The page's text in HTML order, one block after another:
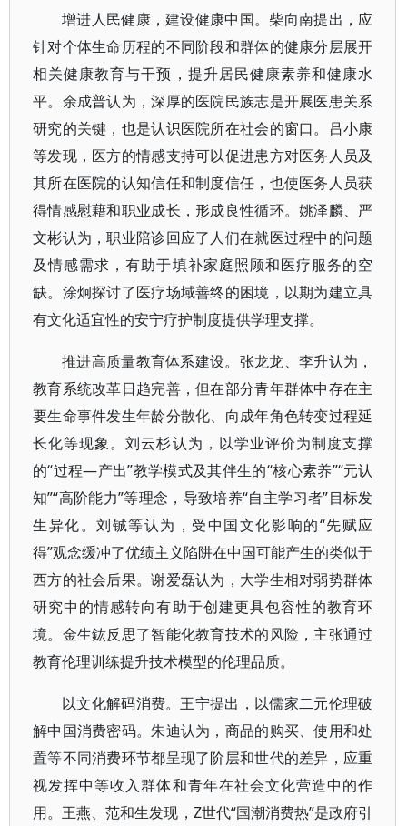
增进人民健康，建设健康中国。柴向南提出，应
针对个体生命历程的不同阶段和群体的健康分层展开
相关健康教育与干预，提升居民健康素养和健康水
平。余成普认为，深厚的医院民族志是开展医患关系
研究的关键，也是认识医院所在社会的窗口。吕小康
等发现，医方的情感支持可以促进患方对医务人员及
其所在医院的认知信任和制度信任，也使医务人员获
得情感慰藉和职业成长，形成良性循环。姚泽麟、严
文彬认为，职业陪诊回应了人们在就医过程中的问题
及情感需求，有助于填补家庭照顾和医疗服务的空
缺。涂炯探讨了医疗场域善终的困境，以期为建立具
有文化适宜性的安宁疗护制度提供学理支撑。
推进高质量教育体系建设。张龙龙、李升认为，
教育系统改革日趋完善，但在部分青年群体中存在主
要生命事件发生年龄分散化、向成年角色转变过程延
长化等现象。刘云杉认为，以学业评价为制度支撑
的“过程—产出”教学模式及其伴生的“核心素养”“元认
知”“高阶能力”等理念，导致培养“自主学习者”目标发
生异化。刘铖等认为，受中国文化影响的“先赋应
得”观念缓冲了优绩主义陷阱在中国可能产生的类似于
西方的社会后果。谢爱磊认为，大学生相对弱势群体
研究中的情感转向有助于创建更具包容性的教育环
境。金生鈜反思了智能化教育技术的风险，主张通过
教育伦理训练提升技术模型的伦理品质。
以文化解码消费。王宁提出，以儒家二元伦理破
解中国消费密码。朱迪认为，商品的购买、使用和处
置等不同消费环节都呈现了阶层和世代的差异，应重
视发挥中等收入群体和青年在社会文化营造中的作
用。王燕、范和生发现，Z世代“国潮消费热”是政府引